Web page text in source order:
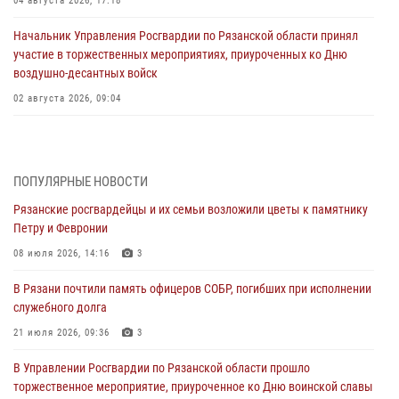
Начальник Управления Росгвардии по Рязанской области принял
участие в торжественных мероприятиях, приуроченных ко Дню
воздушно-десантных войск
02 августа 2026, 09:04
Для детей рязанских росгвардейцев в историческом музее провели
экскурсию по экспозиции, посвящённой губернской эпохе
В Управлении Росгвардии по Рязанской области состоялось
награждение военнослужащих государственными наградами
Рязанским росгвардейцам провели лекции о Крещении Руси
ПОПУЛЯРНЫЕ НОВОСТИ
Рязанские росгвардейцы и их семьи возложили цветы к памятнику
Петру и Февронии
08 июля 2026, 14:16 3
В Рязани почтили память офицеров СОБР, погибших при исполнении
служебного долга
21 июля 2026, 09:36 3
В Управлении Росгвардии по Рязанской области прошло
торжественное мероприятие, приуроченное ко Дню воинской славы